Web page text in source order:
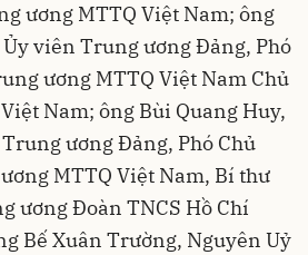
ương MTTQ Việt Nam; ông
viên Trung ương Đảng, Phó
ương MTTQ Việt Nam Chủ
Nam; ông Bùi Quang Huy,
ương Đảng, Phó Chủ
MTTQ Việt Nam, Bí thư
ương Đoàn TNCS Hồ Chí
Bế Xuân Trường, Nguyên Uỷ